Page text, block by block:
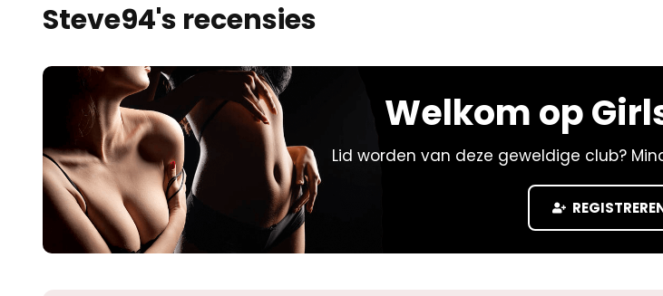
Steve94's recensies
Welkom op
Lid worden van deze geweldige club?